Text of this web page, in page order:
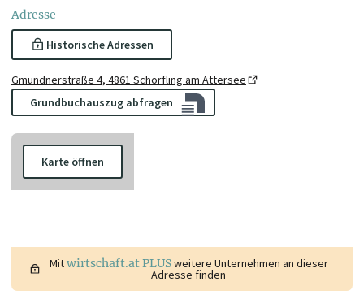
Adresse
Historische Adressen
Gmundnerstraße 4, 4861 Schörfling am Attersee
Grundbuchauszug abfragen
Karte öffnen
Mitwirtschaft.at PLUSweitere Unternehmen an dieser
Adresse finden